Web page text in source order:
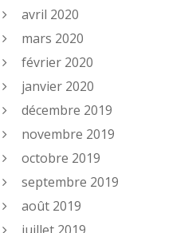
avril 2020
mars 2020
février 2020
janvier 2020
décembre 2019
novembre 2019
octobre 2019
septembre 2019
août 2019